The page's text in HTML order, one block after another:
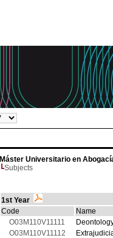
Máster Universitario en
Subjects
1st Year
Code
Name
O03M110V11111
O03M110V11112